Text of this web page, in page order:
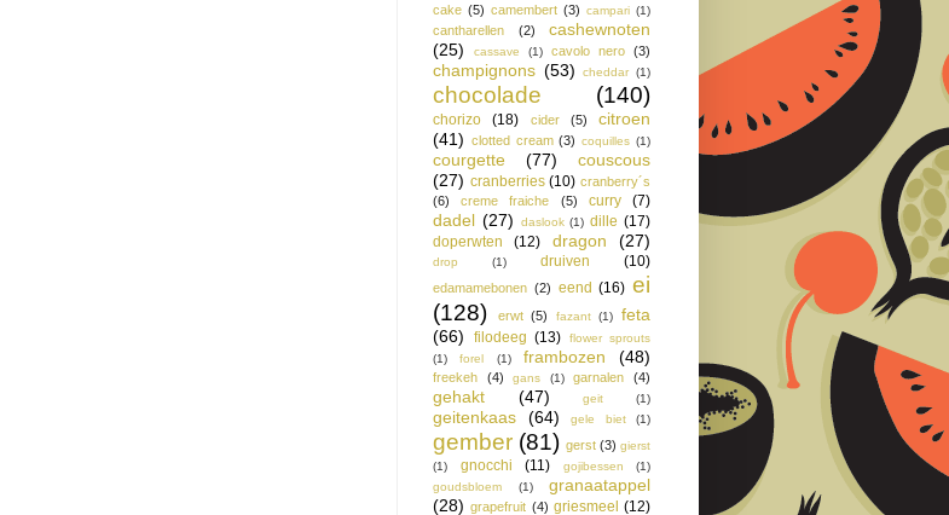
cake (5) camembert (3) campari (1)
cantharellen (2)
cashewnoten
(25)
cassave (1) cavolo nero (3)
champignons (53) cheddar (1)
chocolade (140)
chorizo (18) cider (5)
citroen
(41) clotted cream (3) coquilles (1)
courgette (77)
couscous
(27) cranberries (10) cranberry´s
(6)
creme fraiche (5) curry (7)
dadel (27) daslook (1) dille (17)
doperwten
(12) dragon (27)
drop (1) druiven (10)
edamamebonen (2) eend (16) ei
(128)
erwt (5) fazant (1)
feta
(66)
filodeeg (13)
flower sprouts
(1)
forel (1) frambozen (48)
freekeh (4) gans (1) garnalen (4)
gehakt (47) geit (1)
geitenkaas (64) gele biet (1)
gember (81) gerst (3) gierst
(1)
gnocchi (11) gojibessen
(1)
goudsbloem
(1)
granaatappel
(28) grapefruit (4) griesmeel (12)